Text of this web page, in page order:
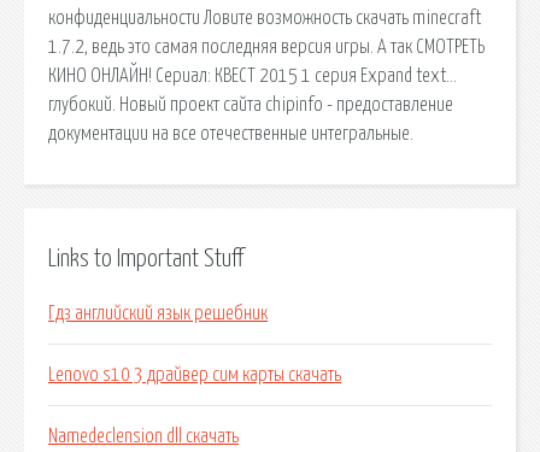
конфиденциальности Ловите возможность скачать minecraft
1.7.2, ведь это самая последняя версия игры. А так СМОТРЕТЬ
КИНО ОНЛАЙН! Сериал: КВЕСТ 2015 1 серия Expand text…
глубокий. Новый проект сайта chipinfo - предоставление
документации на все отечественные интегральные.
Links to Important Stuff
Гдз английский язык решебник
Lenovo s10 3 драйвер сим карты скачать
Namedeclension dll скачать